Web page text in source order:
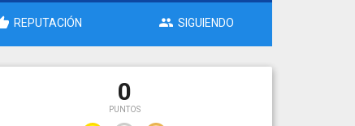
REPUTACIÓN SIGUIENDO
0
PUNTOS